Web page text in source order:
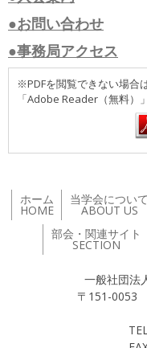
●お問い合わせ
●事務局アクセス
※PDFを閲覧できない場合
「Adobe Reader（無料）
ホーム
HOME
当学会について
ABOUT US
部会・関連サイト
SECTION
一般社団法
〒151-0053
バロー